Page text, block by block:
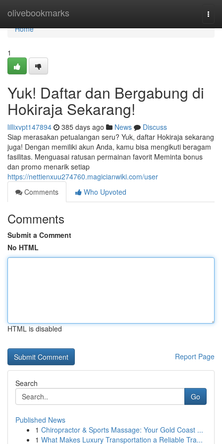
olivebookmarks
Home
Home
1
Yuk! Daftar dan Bergabung di
Hokiraja Sekarang!
lillixvpt147894 385 days ago News
Discuss
Siap merasakan petualangan seru? Yuk, daftar Hokiraja sekarang
juga! Dengan memiliki akun Anda, kamu bisa mengikuti beragam
fasilitas. Menguasai ratusan permainan favorit Meminta bonus
dan promo menarik setiap
https://nettienxuu274760.magicianwiki.com/user
Comments
Who Upvoted
Comments
Submit a Comment
No HTML
HTML is disabled
Report Page
Search
Go
Published News
1 Chiropractor & Sports Massage: Your Gold Coast ...
1 What Makes Luxury Transportation a Reliable Tra...